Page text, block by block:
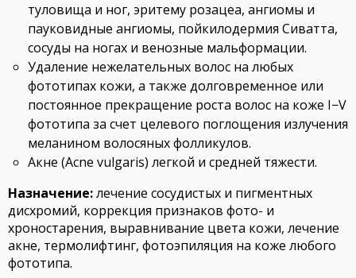
туловища и ног, эритему розацеа, ангиомы и
пауковидные ангиомы, пойкилодермия Сиватта,
сосуды на ногах и венозные мальформации.
Удаление нежелательных волос на любых
фототипах кожи, а также долговременное или
постоянное прекращение роста волос на коже I−V
фототипа за счет целевого поглощения излучения
меланином волосяных фолликулов.
Акне (Acne vulgaris) легкой и средней тяжести.
Назначение:лечение сосудистых и пигментных
дисхромий, коррекция признаков фото- и
хроностарения, выравнивание цвета кожи, лечение
акне, термолифтинг, фотоэпиляция на коже любого
фототипа.